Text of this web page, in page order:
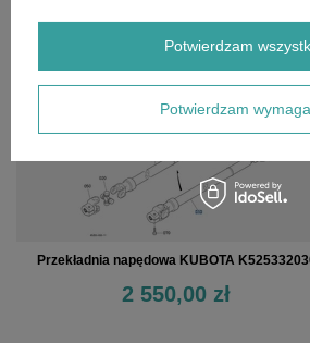
OSTATNIO
Przekładnia napędowa KUBOTA
2 550,00 zł
Potwierdzam
Potwierdzam